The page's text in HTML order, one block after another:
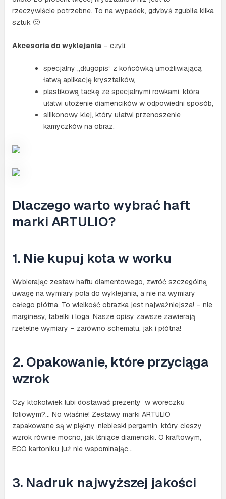
rzeczywiście potrzebne. To na wypadek, gdybyś zgubiła kilka
sztuk 🙂
Akcesoria do wyklejania – czyli:
specjalny „długopis” z końcówką umożliwiającą
łatwą aplikację kryształków,
plastikową tackę ze specjalnymi rowkami, która
ułatwi ułożenie diamencików w odpowiedni sposób,
silikonowy klej, który ułatwi przenoszenie
kamyczków na obraz.
Dlaczego warto wybrać haft
marki ARTULIO?
1. Nie kupuj kota w worku
Wybierając zestaw haftu diamentowego, zwróć szczególną
uwagę na wymiary pola do wyklejania, a nie na wymiary
całego płótna. To wielkość obrazka jest najważniejsza! – nie
marginesy, tabelki i loga. Nasze opisy zawsze zawierają
rzetelne wymiary – zarówno schematu, jak i płótna!
2. Opakowanie, które przyciąga
wzrok
Czy ktokolwiek lubi dostawać prezenty w woreczku
foliowym?… No właśnie! Zestawy marki ARTULIO
zapakowane są w piękny, niebieski pergamin, który cieszy
wzrok równie mocno, jak lśniące diamenciki. O kraftowym,
ECO kartoniku już nie wspominając…
3. Nadruk najwyższej jakości